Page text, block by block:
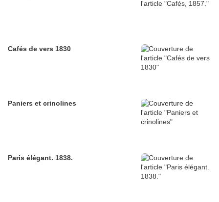
Cafés de vers 1830
Paniers et crinolines
Paris élégant. 1838.